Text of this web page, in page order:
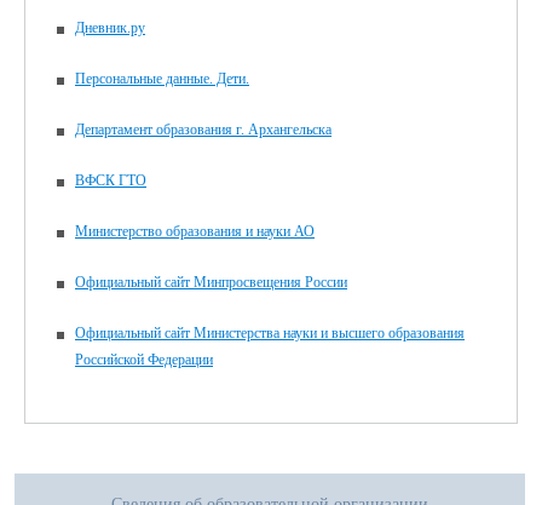
Дневник.ру
Персональные данные. Дети.
Департамент образования г. Архангельска
ВФСК ГТО
Министерство образования и науки АО
Официальный сайт Минпросвещения России
Официальный сайт Министерства науки и высшего образования
Российской Федерации